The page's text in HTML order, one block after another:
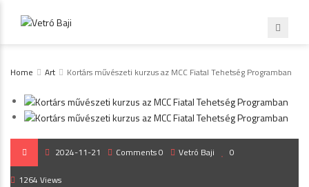
Home Art Kortárs művészeti kurzus az MCC Fiatal Tehetség Programban
2024-11-21 Comments 0 Vetró Baji 0
1264 Views